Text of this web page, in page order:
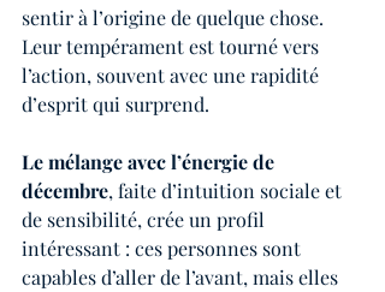
sentir à l’origine de quelque chose.
Leur tempérament est tourné vers
l’action, souvent avec une rapidité
d’esprit qui surprend.
Le mélange avec l’énergie de
décembre, faite d’intuition sociale et
de sensibilité, crée un profil
intéressant : ces personnes sont
capables d’aller de l’avant, mais elles